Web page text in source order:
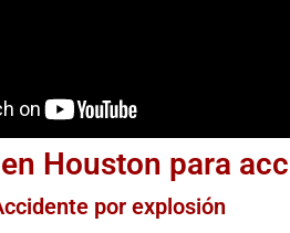
Houston para
por explosión